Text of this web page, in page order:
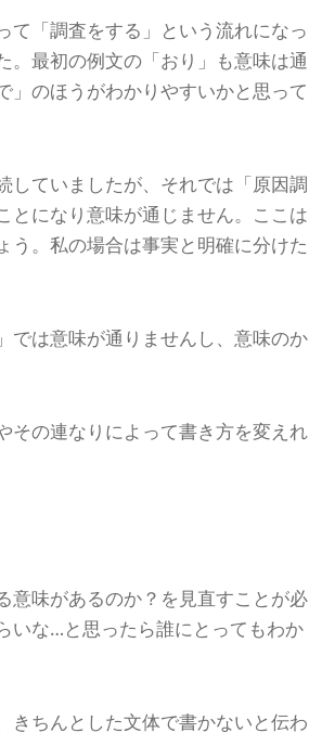
て「調査をする」という流れになっ
。最初の例文の「おり」も意味は通
」のほうがわかりやすいかと思って
していましたが、それでは「原因調
とになり意味が通じません。ここは
う。私の場合は事実と明確に分けた
では意味が通りませんし、意味のか
その連なりによって書き方を変えれ
意味があるのか？を見直すことが必
いな…と思ったら誰にとってもわか
きちんとした文体で書かないと伝わ